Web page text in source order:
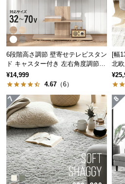
開
梱
設
置
サ
ー
ビ
ス
に
つ
い
て
搬
入
経
ビーズ直径
優れた体圧分散
6段階高さ調節 壁寄せテレビスタン
ド キャスター付き 左右角度調節機
能
¥14,999
4.67 （6）
[幅
北